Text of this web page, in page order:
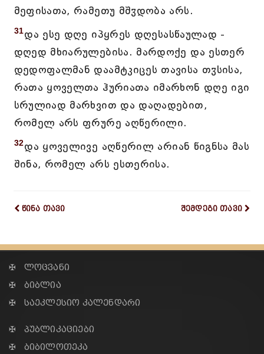
მეფისათა, რამეთუ მშჳდობა არს.
31და ესე დღე იპყრეს დღესასწაულად -
დღედ მხიარულებისა. მარდოქე და ესთერ
დედოფალმან დაამტკიცეს თავისა თჳსისა,
რათა ყოველთა ჰურიათა იმარხონ დღე იგი
სრულიად მარხვით და დაღადებით,
რომელ არს ფრურე აღწერილი.
32და ყოველივე აღწერილ არიან წიგნსა მას
შინა, რომელ არს ესთერისა.
წინა თავი შემდეგი თავი
✠ ლოცვანი
✠ ბიბლია
✠ საეკლესიო კალენდარი
✠ პუბლიკაციები
✠ ბიბილოთეკა